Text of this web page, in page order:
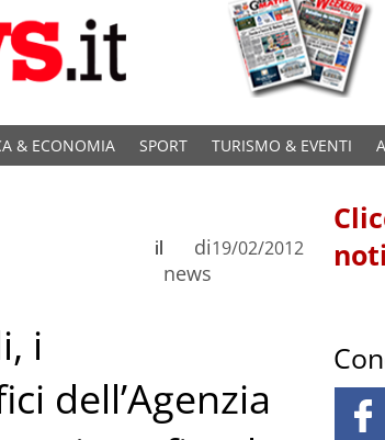
& ECONOMIA SPORT TURISMO & EVENTI
di
news
il 19/02/2012
i
dell’Agenzia